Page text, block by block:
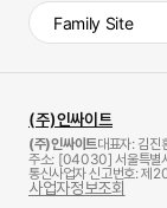
(주)인싸이트
(주)인싸이트대표자: 김진
주소: [04030] 서울특별
통신사업자 신고번호:
사업자정보조회